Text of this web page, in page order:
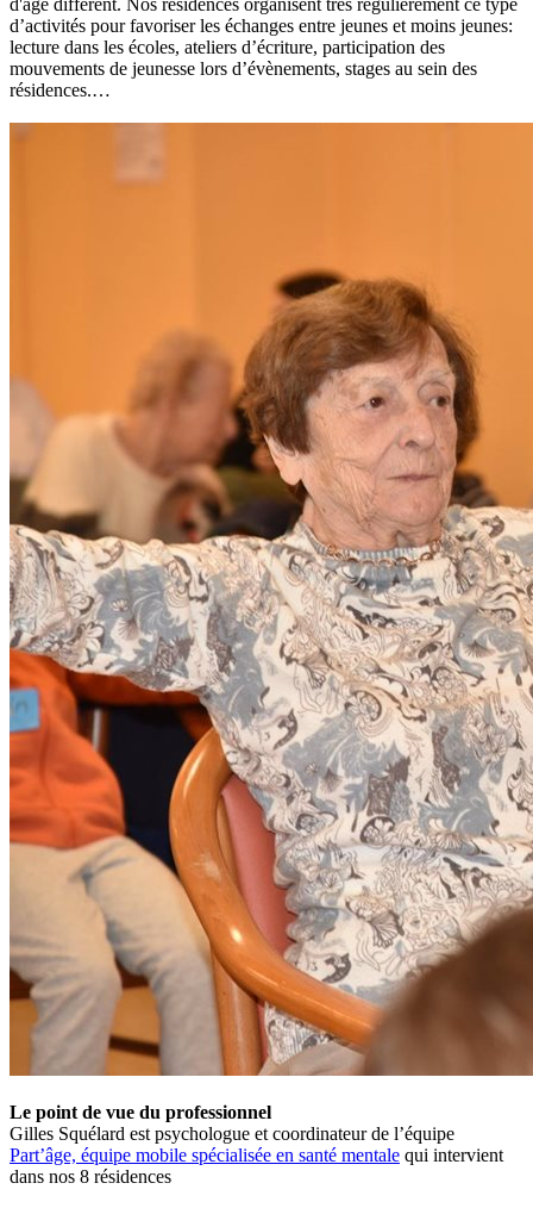
d'âge différent. Nos résidences organisent très régulièrement ce type
d’activités pour favoriser les échanges entre jeunes et moins jeunes:
lecture dans les écoles, ateliers d’écriture, participation des
mouvements de jeunesse lors d’évènements, stages au sein des
résidences.…
Le point de vue du professionnel
Gilles Squélard est psychologue et coordinateur de l’équipe
Part’âge, équipe mobile spécialisée en santé mentale qui intervient
dans nos 8 résidences